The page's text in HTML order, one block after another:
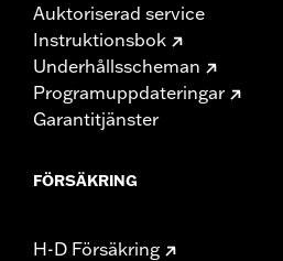
Auktoriserad service
Instruktionsbok
Underhållsscheman
Programuppdateringar
Garantitjänster
FÖRSÄKRING
H-D Försäkring